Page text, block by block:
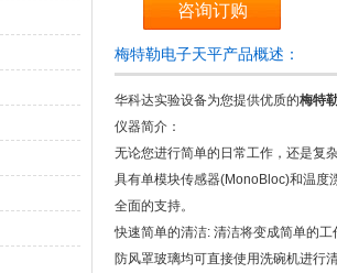
咨询订购
梅特勒电子天平产品概述：
华科达实验设备为您提供优质的梅特
仪器简介：
无论您进行简单的日常工作，还是复
具有单模块传感器(MonoBloc)和温度
全面的支持。
快速简单的清洁: 清洁将变成简单的
防风罩玻璃均可直接使用洗碗机进行